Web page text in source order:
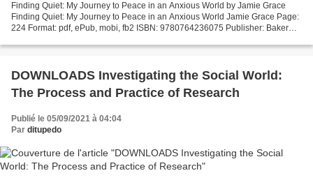
Finding Quiet: My Journey to Peace in an Anxious World by Jamie Grace
Finding Quiet: My Journey to Peace in an Anxious World Jamie Grace Page:
224 Format: pdf, ePub, mobi, fb2 ISBN: 9780764236075 Publisher: Baker
DOWNLOADS Investigating the Social World:
The Process and Practice of Research
Publié le 05/09/2021 à 04:04
Par ditupedo